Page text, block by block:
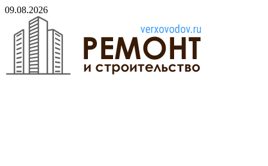
Skip
content
09.08.2026